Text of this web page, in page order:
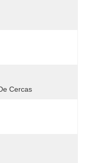
Cercas